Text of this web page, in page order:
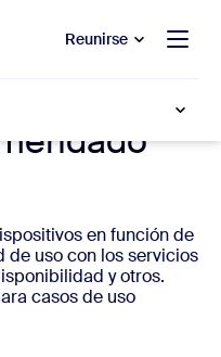
Reunirse
en función de
uso con los servicios
y otros.
casos de uso